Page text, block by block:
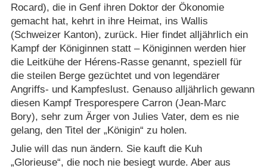
Rocard), die in Genf ihren Doktor der Ökonomie
gemacht hat, kehrt in ihre Heimat, ins Wallis
(Schweizer Kanton), zurück. Hier findet alljährlich ein
Kampf der Königinnen statt – Königinnen werden hier
die Leitkühe der Hérens-Rasse genannt, speziell für
die steilen Berge gezüchtet und von legendärer
Angriffs- und Kampfeslust. Genauso alljährlich gewann
diesen Kampf Tresporespere Carron (Jean-Marc
Bory), sehr zum Ärger von Julies Vater, dem es nie
gelang, den Titel der „Königin“ zu holen.
Julie will das nun ändern. Sie kauft die Kuh
„Glorieuse“, die noch nie besiegt wurde. Aber aus